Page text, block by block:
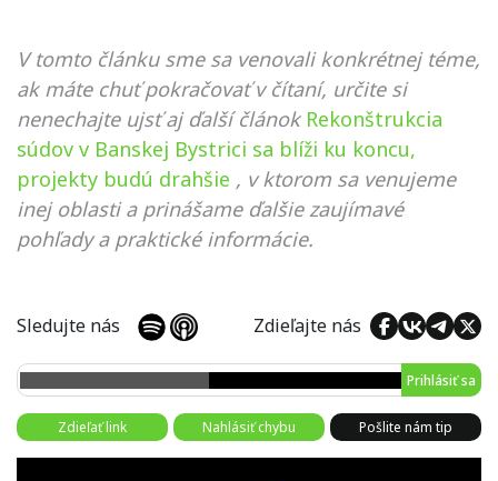
V tomto článku sme sa venovali konkrétnej téme,
ak máte chuť pokračovať v čítaní, určite si
nenechajte ujsť aj ďalší článok Rekonštrukcia
súdov v Banskej Bystrici sa blíži ku koncu,
projekty budú drahšie , v ktorom sa venujeme
inej oblasti a prinášame ďalšie zaujímavé
pohľady a praktické informácie.
Sledujte nás Zdieľajte nás
Prihlásiť sa
Zdieľať link Nahlásiť chybu Pošlite nám tip